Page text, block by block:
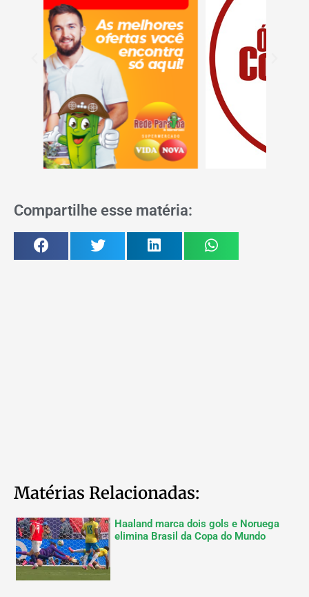
Compartilhe esse matéria:
Matérias Relacionadas:
Haaland marca dois gols e Noruega
elimina Brasil da Copa do Mundo